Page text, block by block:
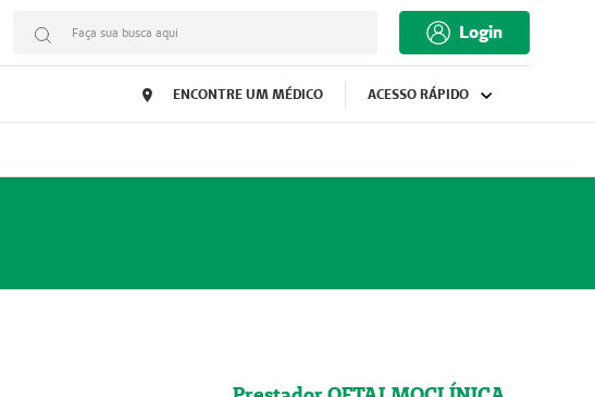
Faça sua busca aqui Login
ENCONTRE UM MÉDICO ACESSO RÁPIDO